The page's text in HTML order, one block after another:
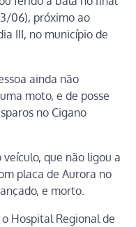
06), próximo ao
III, no município de
ainda não
moto, e de posse
no Cigano
que não ligou a
placa de Aurora no
e morto.
Hospital Regional de